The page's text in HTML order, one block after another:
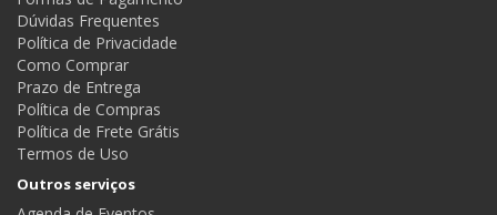
Dúvidas Frequentes
Política de Privacidade
Como Comprar
Prazo de Entrega
Política de Compras
Política de Frete Grátis
Termos de Uso
Outros serviços